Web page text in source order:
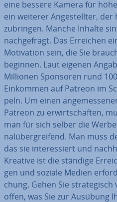
eine bessere Kamera für
ein weiterer An­ge­stell­ter,
zu­brin­gen. Manche Inhalte
nach­ge­fragt. Das Erreichen
Mo­ti­va­ti­on sein, die Sie
beginnen. Laut eigenen
Millionen Sponsoren rund
Einkommen auf Patreon im
peln. Um einen
Patreon zu er­wirt­schaf­ten,
man für sich selber die
nal­über­grei­fend. Man muss
das sie in­ter­es­siert und
Kreative ist die ständige
gen und soziale Medien
chung. Gehen Sie
offen, was Sie zur Ausübung